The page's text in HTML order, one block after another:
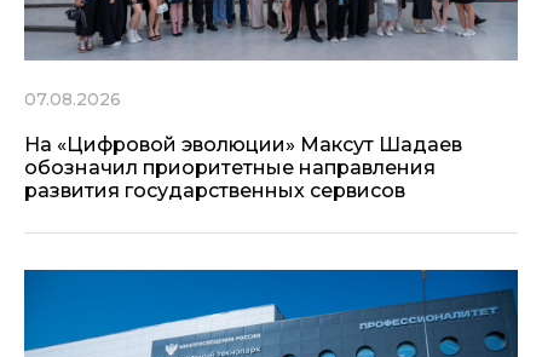
07.08.2026
На «Цифровой эволюции» Максут Шадаев
обозначил приоритетные направления
развития государственных сервисов